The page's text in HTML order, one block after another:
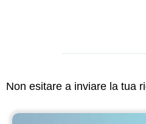
Non esitare a inviare la tua